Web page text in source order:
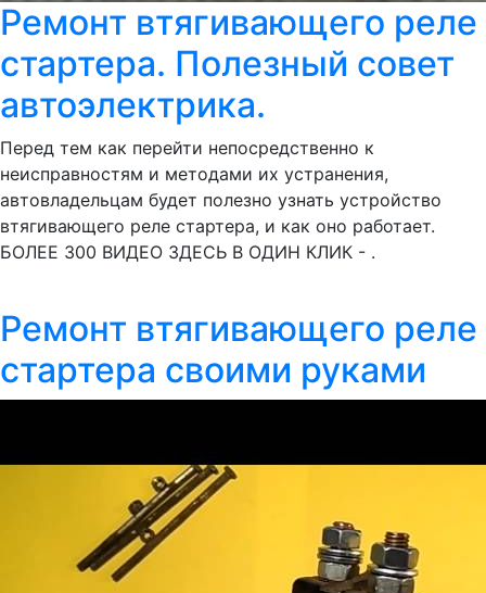
Ремонт втягивающего реле
стартера. Полезный совет
автоэлектрика.
Перед тем как перейти непосредственно к
неисправностям и методами их устранения,
автовладельцам будет полезно узнать устройство
втягивающего реле стартера, и как оно работает.
БОЛЕЕ 300 ВИДЕО ЗДЕСЬ В ОДИН КЛИК - .
Ремонт втягивающего реле
стартера своими руками